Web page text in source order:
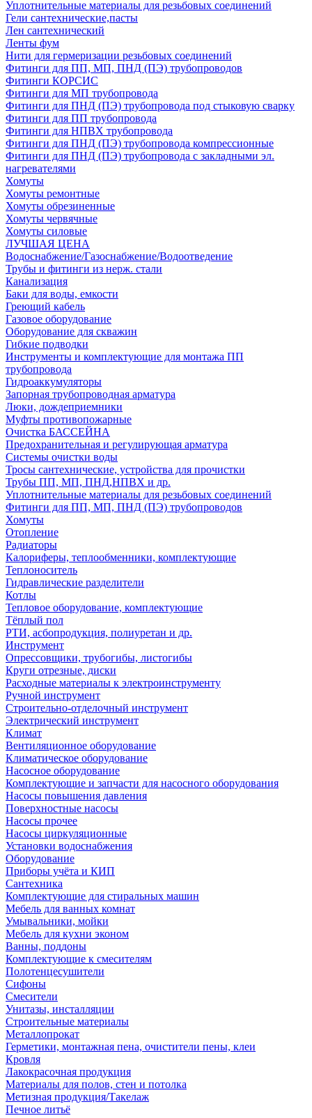
Уплотнительные материалы для резьбовых соединений
Гели сантехнические,пасты
Лен сантехнический
Ленты фум
Нити для гермеризации резьбовых соединений
Фитинги для ПП, МП, ПНД (ПЭ) трубопроводов
Фитинги КОРСИС
Фитинги для МП трубопровода
Фитинги для ПНД (ПЭ) трубопровода под стыковую сварку
Фитинги для ПП трубопровода
Фитинги для НПВХ трубопровода
Фитинги для ПНД (ПЭ) трубопровода компрессионные
Фитинги для ПНД (ПЭ) трубопровода с закладными эл.
нагревателями
Хомуты
Хомуты ремонтные
Хомуты обрезиненные
Хомуты червячные
Хомуты силовые
ЛУЧШАЯ ЦЕНА
Водоснабжение/Газоснабжение/Водоотведение
Трубы и фитинги из нерж. стали
Канализация
Баки для воды, емкости
Греющий кабель
Газовое оборудование
Оборудование для скважин
Гибкие подводки
Инструменты и комплектующие для монтажа ПП
трубопровода
Гидроаккумуляторы
Запорная трубопроводная арматура
Люки, дождеприемники
Муфты противопожарные
Очистка БАССЕЙНА
Предохранительная и регулирующая арматура
Системы очистки воды
Тросы сантехнические, устройства для прочистки
Трубы ПП, МП, ПНД,НПВХ и др.
Уплотнительные материалы для резьбовых соединений
Фитинги для ПП, МП, ПНД (ПЭ) трубопроводов
Хомуты
Отопление
Радиаторы
Калориферы, теплообменники, комплектующие
Теплоноситель
Гидравлические разделители
Котлы
Тепловое оборудование, комплектующие
Тёплый пол
РТИ, асбопродукция, полиуретан и др.
Инструмент
Опрессовщики, трубогибы, листогибы
Круги отрезные, диски
Расходные материалы к электроинструменту
Ручной инструмент
Строительно-отделочный инструмент
Электрический инструмент
Климат
Вентиляционное оборудование
Климатическое оборудование
Насосное оборудование
Комплектующие и запчасти для насосного оборудования
Насосы повышения давления
Поверхностные насосы
Насосы прочее
Насосы циркуляционные
Установки водоснабжения
Оборудование
Приборы учёта и КИП
Сантехника
Комплектующие для стиральных машин
Мебель для ванных комнат
Умывальники, мойки
Мебель для кухни эконом
Ванны, поддоны
Комплектующие к смесителям
Полотенцесушители
Сифоны
Смесители
Унитазы, инсталляции
Строительные материалы
Металлопрокат
Герметики, монтажная пена, очистители пены, клеи
Кровля
Лакокрасочная продукция
Материалы для полов, стен и потолка
Метизная продукция/Такелаж
Печное литьё